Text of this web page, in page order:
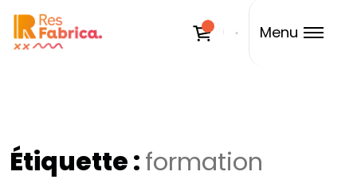
Menu
Étiquette :formation